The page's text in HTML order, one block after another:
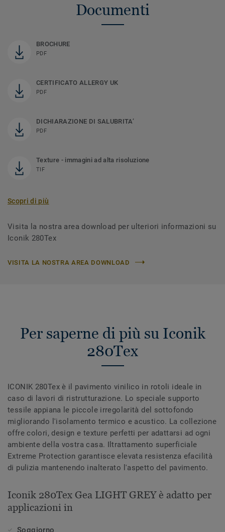
Documenti
BROCHURE
PDF
CERTIFICATO ALLERGY UK
PDF
DICHIARAZIONE DI SALUBRITA’
PDF
Texture - immagini ad alta risoluzione
TIF
Scopri di più
Visita la nostra area download per ulteriori informazioni su
Iconik 280Tex
VISITA LA NOSTRA AREA DOWNLOAD
Per saperne di più su Iconik
280Tex
ICONIK 280Tex è il pavimento vinilico in rotoli ideale in
caso di lavori di ristrutturazione. Lo speciale supporto
tessile appiana le piccole irregolarità del sottofondo
migliorando l'isolamento termico e acustico. La collezione
offre colori, design e texture perfetti per adattarsi ad ogni
ambiente della vostra casa. Iltrattamento superficiale
Extreme Protection garantisce elevata resistenza efacilità
di pulizia mantenendo inalterato l'aspetto del pavimento.
Iconik 280Tex Gea LIGHT GREY è adatto per
applicazioni in
Soggiorno